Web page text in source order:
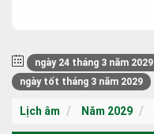
ngày 24 tháng 3 năm 2029
ngày tốt tháng 3 năm 2029
Lịch âm Năm 2029